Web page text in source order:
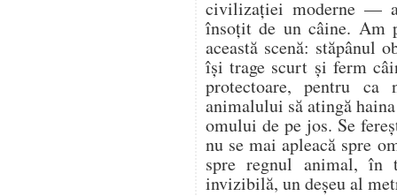
civilizației moderne —
însoțit de un câine. Am
această scenă: stăpânul
își trage scurt și ferm
protectoare, pentru ca
animalului să atingă
omului de pe jos. Se
nu se mai apleacă spre
spre regnul animal, în
invizibilă, un deșeu al